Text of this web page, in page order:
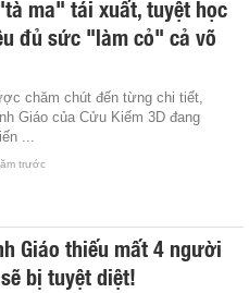
ma" tái xuất, tuyệt học
đủ sức "làm cỏ" cả võ
chăm chút đến từng chi tiết,
Giáo của Cửu Kiếm 3D đang
...
trước
Giáo thiếu mất 4 người
bị tuyệt diệt!